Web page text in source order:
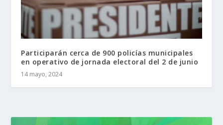
Participarán cerca de 900 policías municipales
en operativo de jornada electoral del 2 de junio
14 mayo, 2024